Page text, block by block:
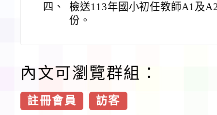
四、
檢送113年國小初任教師A1及
份。
內文可瀏覽群組：
註冊會員 訪客